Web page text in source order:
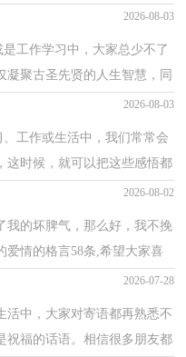
的感悟人生的...
2026-08-03
工作学习中，大家总少不了
聚古圣先贤的人生智慧，同
结构角度说，格...
2026-08-03
工作或生活中，我们常常会
这时候，就可以把这些感悟都
知道怎样记录感悟...
2026-08-02
我的坏脾气，那么好，我不挽
爱情的格言58条,希望大家喜
脚步，纵使很努力...2026-07-28
活中，大家对寄语都再熟悉不
祝福的话语。相信很多朋友都